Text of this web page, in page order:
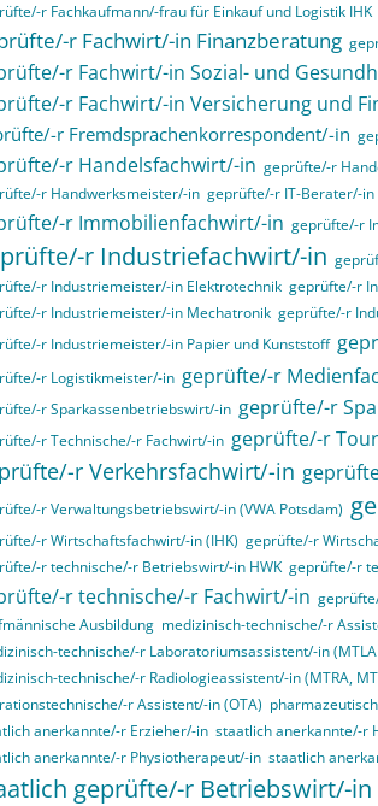
r Fachkaufmann/-frau für Einkauf und Logistik IHK
r Fachwirt/-in Finanzberatung
r Fachwirt/-in Sozial- und
r Fachwirt/-in Versicherung und
r Fremdsprachenkorrespondent/-in
r Handelsfachwirt/-in geprüfte/-r
r Handwerksmeister/-in geprüfte/-r IT-Berater/-in
r Immobilienfachwirt/-in geprüfte/-r
r Industriefachwirt/-in
r Industriemeister/-in Elektrotechnik geprüfte/-r
r Industriemeister/-in Mechatronik geprüfte/-r
r Industriemeister/-in Papier und Kunststoff
r Logistikmeister/-in geprüfte/-r
r Sparkassenbetriebswirt/-in geprüfte/-r
r Technische/-r Fachwirt/-in geprüfte/-r
r Verkehrsfachwirt/-in
r Verwaltungsbetriebswirt/-in (VWA Potsdam)
r Wirtschaftsfachwirt/-in (IHK) geprüfte/-r
r technische/-r Betriebswirt/-in HWK geprüfte/-r
r technische/-r Fachwirt/-in
Ausbildung medizinisch-technische/-r
technische/-r Laboratoriumsassistent/-in
technische/-r Radiologieassistent/-in (MTRA,
r Assistent/-in (OTA)
anerkannte/-r Erzieher/-in staatlich anerkannte/-r
anerkannte/-r Physiotherapeut/-in staatlich
geprüfte/-r Betriebswirt/-in